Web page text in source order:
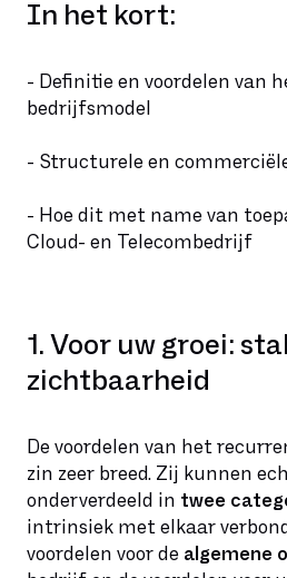
In het kort:
- Definitie en voordelen van
bedrijfsmodel
- Structurele en
- Hoe dit met name van
Cloud- en Telecombedrijf
1. Voor uw groei:
zichtbaarheid
De voordelen van het
zin zeer breed. Zij kunnen
onderverdeeld in twee
intrinsiek met elkaar
voordelen voor de algemene